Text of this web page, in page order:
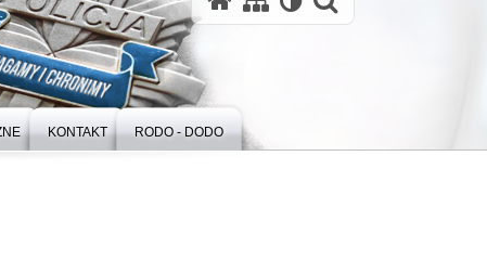
KONTAKT RODO - DODO